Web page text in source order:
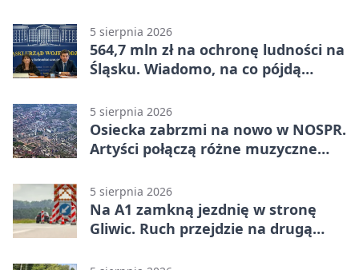
5 sierpnia 2026
564,7 mln zł na ochronę ludności na
Śląsku. Wiadomo, na co pójdą
5 sierpnia 2026
Osiecka zabrzmi na nowo w NOSPR.
Artyści połączą różne muzyczne
5 sierpnia 2026
Na A1 zamkną jezdnię w stronę
Gliwic. Ruch przejdzie na drugą